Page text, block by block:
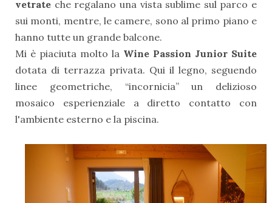
vetrate che regalano una vista sublime sul parco e
sui monti, mentre, le camere, sono al primo piano e
hanno tutte un grande balcone.
Mi è piaciuta molto la Wine Passion Junior Suite
dotata di terrazza privata. Qui il legno, seguendo
linee geometriche, “incornicia” un delizioso
mosaico esperienziale a diretto contatto con
l'ambiente esterno e la piscina.